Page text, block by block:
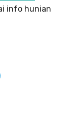
info hunian